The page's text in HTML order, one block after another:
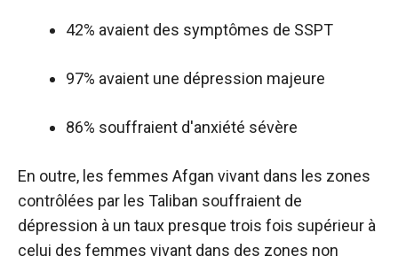
42% avaient des symptômes de SSPT
97% avaient une dépression majeure
86% souffraient d'anxiété sévère
En outre, les femmes Afgan vivant dans les zones
contrôlées par les Taliban souffraient de
dépression à un taux presque trois fois supérieur à
celui des femmes vivant dans des zones non